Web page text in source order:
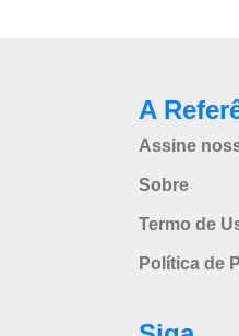
A
Assine
Sobre
Termo de
Política de